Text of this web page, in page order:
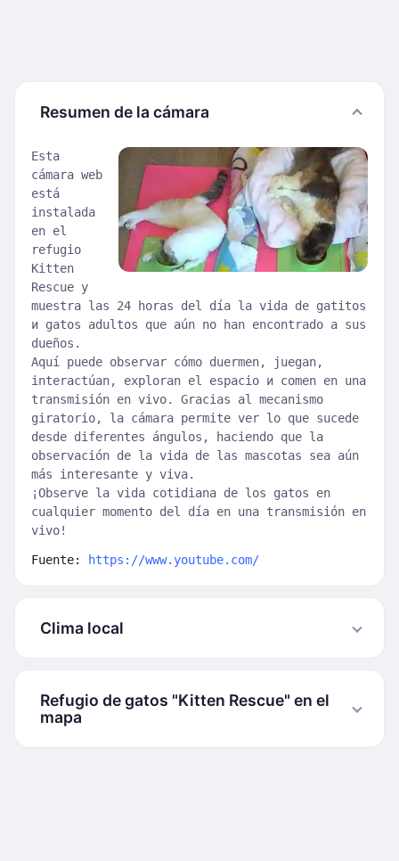
Resumen de la cámara
Esta
cámara web
está
instalada
en el
refugio
Kitten
Rescue y
muestra las 24 horas del día la vida de gatitos
и gatos adultos que aún no han encontrado a sus
dueños.
Aquí puede observar cómo duermen, juegan,
interactúan, exploran el espacio и comen en una
transmisión en vivo. Gracias al mecanismo
giratorio, la cámara permite ver lo que sucede
desde diferentes ángulos, haciendo que la
observación de la vida de las mascotas sea aún
más interesante y viva.
¡Observe la vida cotidiana de los gatos en
cualquier momento del día en una transmisión en
vivo!
Fuente: https://www.youtube.com/
Clima local
Refugio de gatos "Kitten Rescue" en el
mapa